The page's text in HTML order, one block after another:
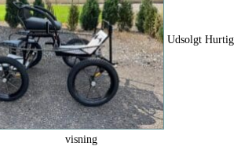
Udsolgt Hurtig
visning